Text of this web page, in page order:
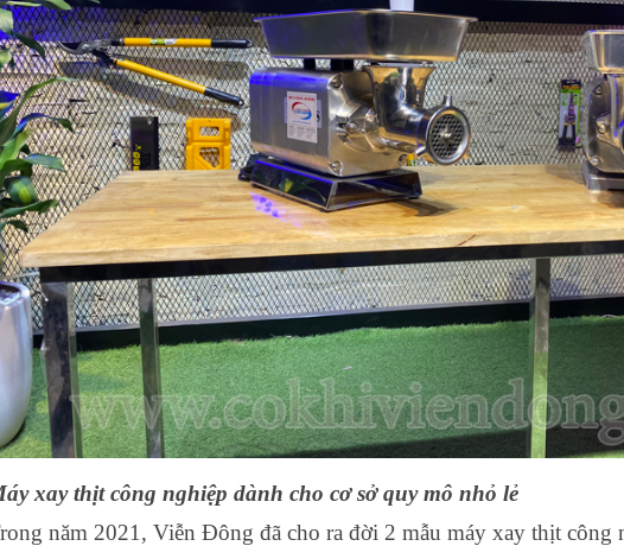
xay thịt công nghiệp dành cho cơ sở quy mô nhỏ lẻ
năm 2021, Viễn Đông đã cho ra đời 2 mẫu máy xay thịt công